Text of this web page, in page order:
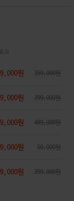
과
원 359,000원
원 399,000원
원 489,000원
원 50,000원
원 399,000원